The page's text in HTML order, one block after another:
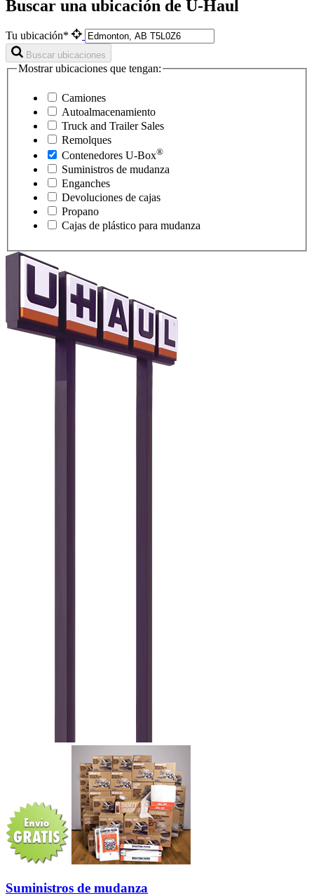
Buscar una ubicación de U-Haul
Tu ubicación*
Buscar ubicaciones
Mostrar ubicaciones que tengan:
Camiones
Autoalmacenamiento
Truck and Trailer Sales
Remolques
Contenedores U-Box®
Suministros de mudanza
Enganches
Devoluciones de cajas
Propano
Cajas de plástico para mudanza
Suministros de mudanza